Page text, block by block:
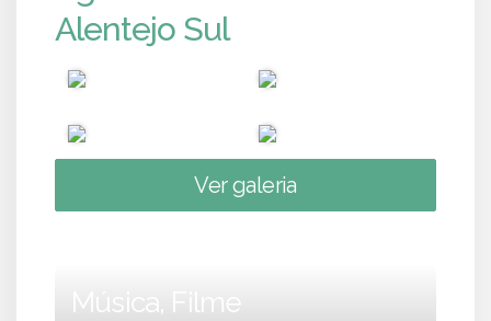
Alentejo Sul
Ver galeria
Música, Filme